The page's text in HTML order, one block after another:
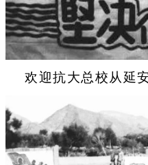
欢迎抗大总校从延